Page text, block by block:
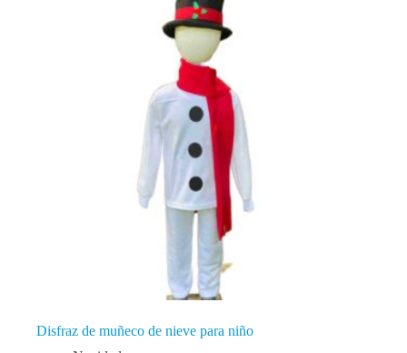
Disfraz de muñeco de nieve para niño